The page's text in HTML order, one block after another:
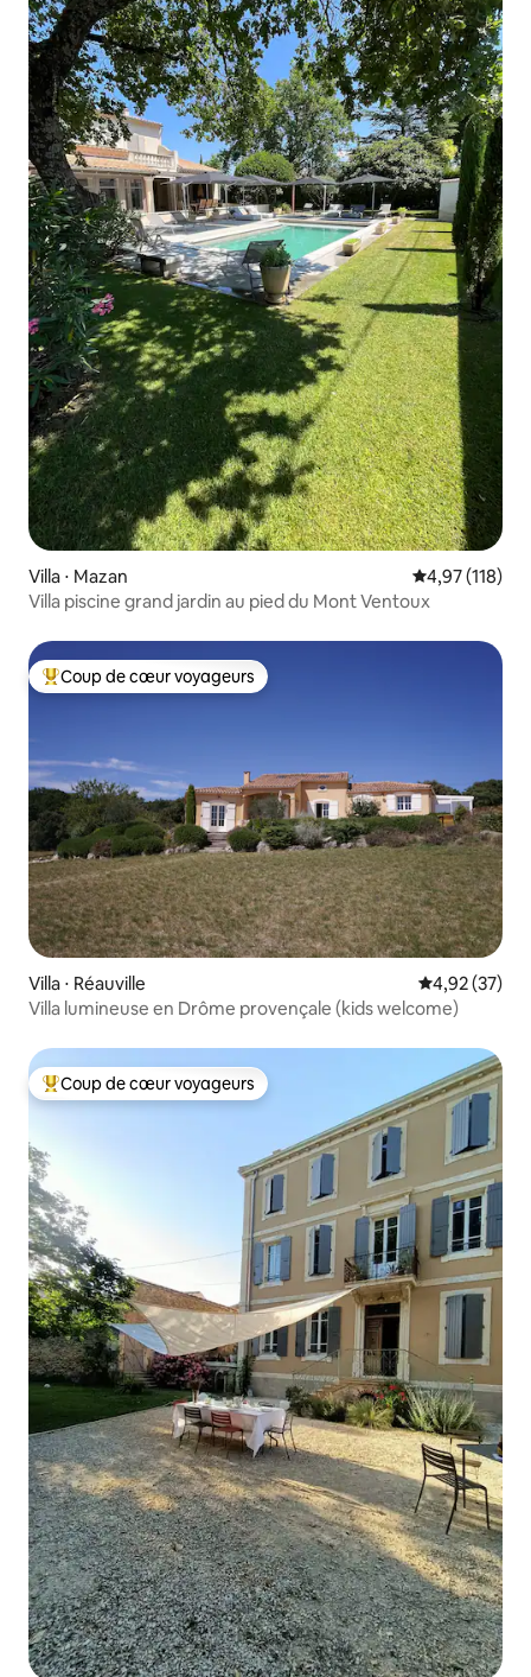
Villa ⋅ Mazan Évaluation
4,97 (118)
Villa piscine grand jardin au pied du Mont Ventoux
Coups de cœur voyageurs les plus appréciés
Coup de cœur voyageurs
Villa ⋅ Réauville Évaluation
4,92 (37)
Villa lumineuse en Drôme provençale (kids welcome)
Coups de cœur voyageurs les plus appréciés
Coup de cœur voyageurs